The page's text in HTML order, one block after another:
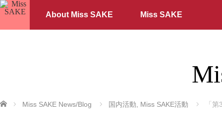
About Miss SAKE Miss SAKE
ホーム Miss SAKE News/Blog 国内活動 Miss SAKE活動 「